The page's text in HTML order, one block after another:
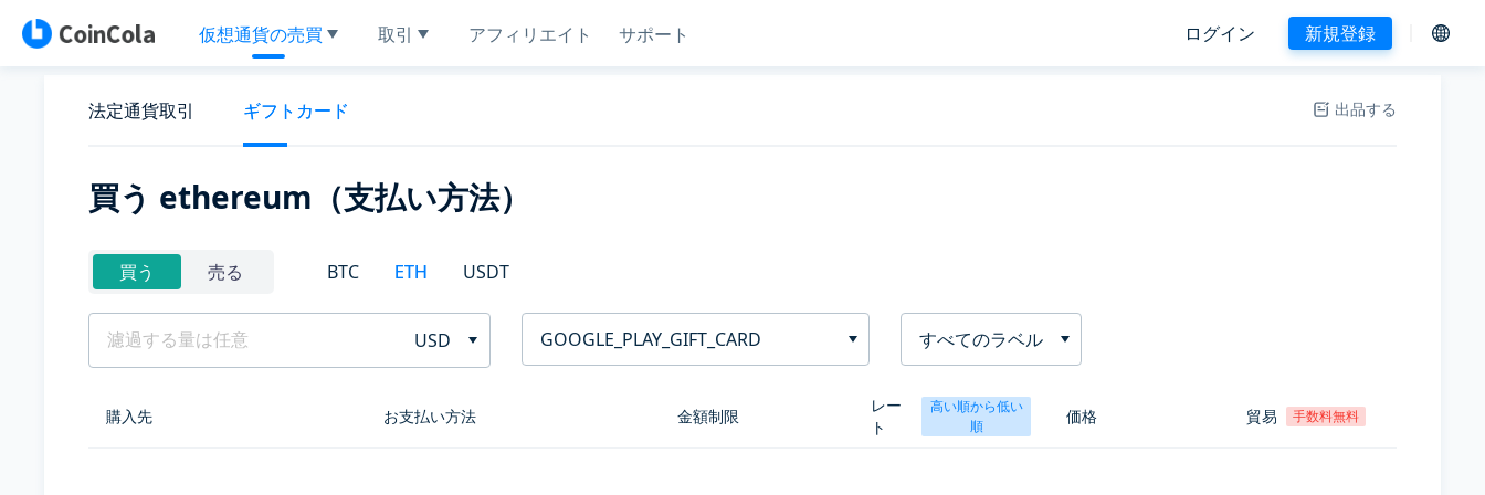
仮想通貨の売買 取引 アフィリエイト サポート ログイン 新規登録
法定通貨取引 ギフトカード 出品する
買う ethereum（支払い方法）
買う 売る BTC ETH USDT
USD GOOGLE_PLAY_GIFT_CARD すべてのラベル
購入先 お支払い方法 金額制限
レー
ト
高い順から低い
順
価格 貿易 手数料無料